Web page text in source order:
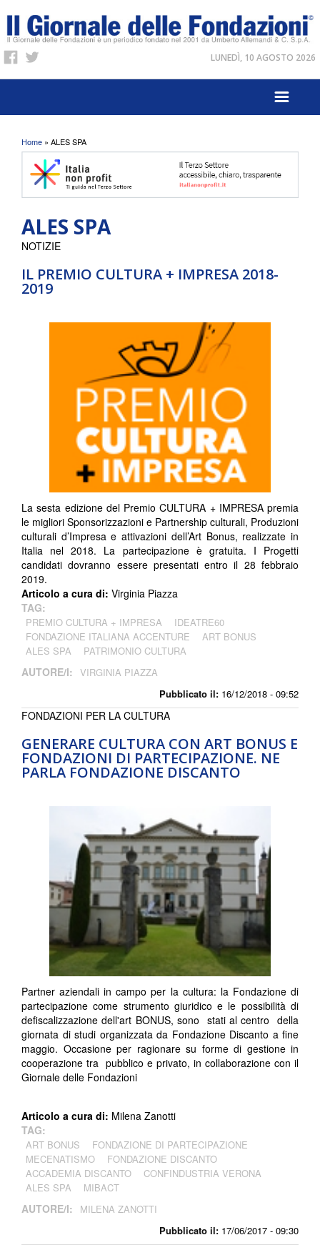
LUNEDÌ, 10 AGOSTO 2026
Tu sei qui
Home » ALES SPA
ALES SPA
IL PREMIO CULTURA + IMPRESA 2018-
2019
Pubblicato il: 16/12/2018 - 09:52
NOTIZIE
La sesta edizione del Premio CULTURA + IMPRESA premia
le migliori Sponsorizzazioni e Partnership culturali, Produzioni
culturali d’Impresa e attivazioni dell’Art Bonus, realizzate in
Italia nel 2018. La partecipazione è gratuita. I Progetti
candidati dovranno essere presentati entro il 28 febbraio
2019.
Articolo a cura di: Virginia Piazza
TAG:
PREMIO CULTURA + IMPRESA
IDEATRE60
FONDAZIONE ITALIANA ACCENTURE
ART BONUS
ALES SPA
PATRIMONIO CULTURA
AUTORE/I: VIRGINIA PIAZZA
GENERARE CULTURA CON ART BONUS E
FONDAZIONI DI PARTECIPAZIONE. NE
PARLA FONDAZIONE DISCANTO
Pubblicato il: 17/06/2017 - 09:30
FONDAZIONI PER LA CULTURA
Partner aziendali in campo per la cultura: la Fondazione di
partecipazione come strumento giuridico e le possibilità di
defiscalizzazione dell'art BONUS, sono stati al centro della
giornata di studi organizzata da Fondazione Discanto a fine
maggio. Occasione per ragionare su forme di gestione in
cooperazione tra pubblico e privato, in collaborazione con il
Giornale delle Fondazioni
Articolo a cura di: Milena Zanotti
TAG:
ART BONUS
FONDAZIONE DI PARTECIPAZIONE
MECENATISMO
FONDAZIONE DISCANTO
ACCADEMIA DISCANTO
CONFINDUSTRIA VERONA
ALES SPA
MIBACT
AUTORE/I: MILENA ZANOTTI